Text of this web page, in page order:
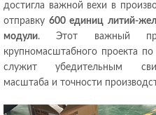
достигла важной вехи в
отправку600 единиц литий-
модули. Этот важный
крупномасштабного проекта
служит убедительным
масштаба и точности